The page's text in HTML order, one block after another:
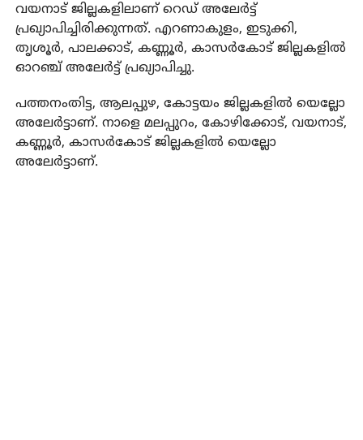
വയനാട് ജില്ലകളിലാണ് റെഡ് അലേര്‍ട്ട്
പ്രഖ്യാപിച്ചിരിക്കുന്നത്. എറണാകുളം, ഇടുക്കി,
തൃശൂര്‍, പാലക്കാട്, കണ്ണൂര്‍, കാസര്‍കോട് ജില്ലകളില്‍
ഓറഞ്ച് അലേര്‍ട്ട് പ്രഖ്യാപിച്ചു.
പത്തനംതിട്ട, ആലപ്പുഴ, കോട്ടയം ജില്ലകളില്‍ യെല്ലോ
അലേര്‍ട്ടാണ്. നാളെ മലപ്പുറം, കോഴിക്കോട്, വയനാട്,
കണ്ണൂര്‍, കാസര്‍കോട് ജില്ലകളില്‍ യെല്ലോ
അലേര്‍ട്ടാണ്.